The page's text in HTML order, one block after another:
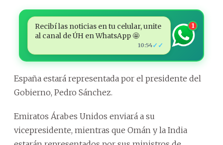
Recibí las noticias en tu celular, unite
al canal de ÚH en WhatsApp 🤩
10:54✓✓
1
España estará representada por el presidente del
Gobierno, Pedro Sánchez.
Emiratos Árabes Unidos enviará a su
vicepresidente, mientras que Omán y la India